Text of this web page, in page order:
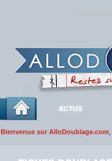
ACTUS
Bienvenue sur AlloDoublage.com